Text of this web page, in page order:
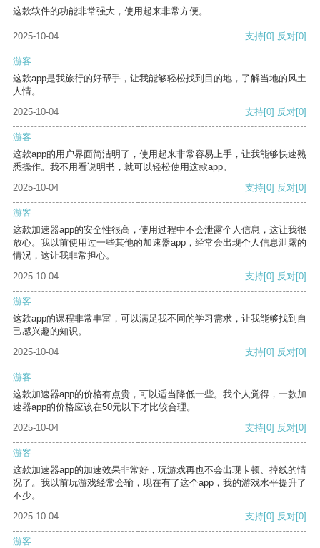
这款软件的功能非常强大，使用起来非常方便。
2025-10-04 支持[0] 反对[0]
游客
这款app是我旅行的好帮手，让我能够轻松找到目的地，了解当地的风土
人情。
2025-10-04
支持[0] 反对[0]
游客
这款app的用户界面简洁明了，使用起来非常容易上手，让我能够快速熟
悉操作。我不用看说明书，就可以轻松使用这款app。
2025-10-04
支持[0] 反对[0]
游客
这款加速器app的安全性很高，使用过程中不会泄露个人信息，这让我很
放心。我以前使用过一些其他的加速器app，经常会出现个人信息泄露的
情况，这让我非常担心。
2025-10-04
支持[0] 反对[0]
游客
这款app的课程非常丰富，可以满足我不同的学习需求，让我能够找到自
己感兴趣的知识。
2025-10-04
支持[0] 反对[0]
游客
这款加速器app的价格有点贵，可以适当降低一些。我个人觉得，一款加
速器app的价格应该在50元以下才比较合理。
2025-10-04
支持[0] 反对[0]
游客
这款加速器app的加速效果非常好，玩游戏再也不会出现卡顿、掉线的情
况了。我以前玩游戏经常会输，现在有了这个app，我的游戏水平提升了
不少。
2025-10-04
支持[0] 反对[0]
游客